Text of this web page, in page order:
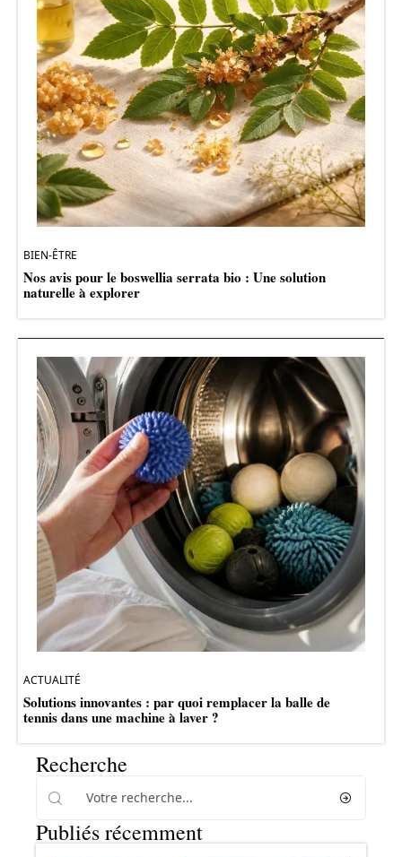
BIEN-ÊTRE
Nos avis pour le boswellia serrata bio : Une solution
naturelle à explorer
ACTUALITÉ
Solutions innovantes : par quoi remplacer la balle de
tennis dans une machine à laver ?
Recherche
Publiés récemment